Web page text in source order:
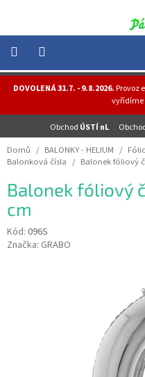
obsah
DOVOLENÁ 31.7. - 9.8.2026.Provoz
vyřídíme
Obchod ÚSTÍ nL
NOVINKY
HELIUM
-
OSLAVY
MASKY
-
KOSTÝMY
Domů / BALONKY - HELIUM /
Balonková čísla / Balonek fóliový
Balonek fóliový
cm
Kód: 096S
Značka: GRABO